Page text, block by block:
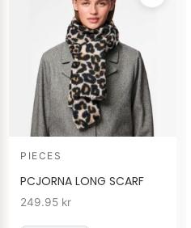
PIECES
PCJORNA LONG SCARF
249.95 kr